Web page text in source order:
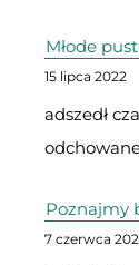
Młode
15 lipca 2022
adszedł
Poznajmy
7 czerwca